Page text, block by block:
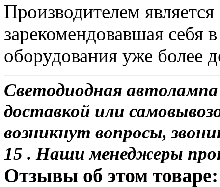
Производителем
зарекомендовавшая себя
оборудования уже более
Светодиодная
доставкой или
возникнут вопросы,
15 . Наши менеджеры
Отзывы об этом товаре: